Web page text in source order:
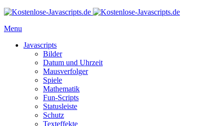
Menu
Javascripts
Bilder
Datum und Uhrzeit
Mausverfolger
Spiele
Mathematik
Fun-Scripts
Statusleiste
Schutz
Texteffekte